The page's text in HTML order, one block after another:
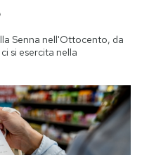
Senna nell'Ottocento, da
si esercita nella